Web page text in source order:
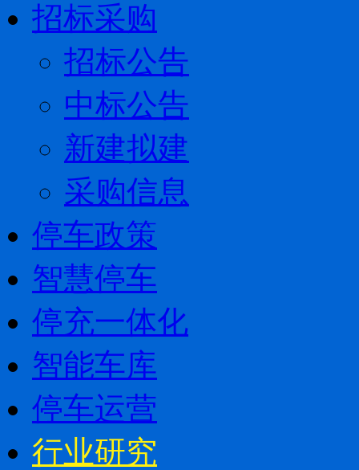
招标采购
招标公告
中标公告
新建拟建
采购信息
停车政策
智慧停车
停充一体化
智能车库
停车运营
行业研究